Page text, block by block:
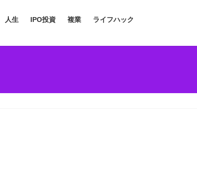
人生 IPO投資 複業 ライフハック